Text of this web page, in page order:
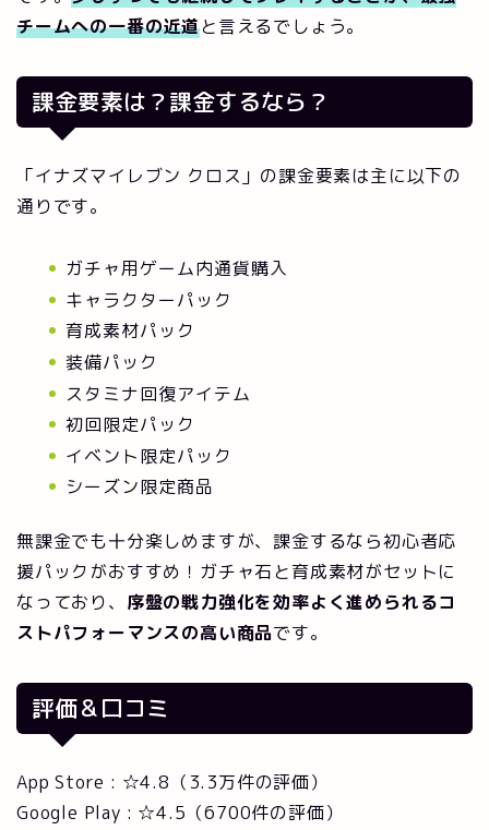
チームへの一番の近道と言えるでしょう。
課金要素は？課金するなら？
「イナズマイレブン クロス 」の課金要素は主に以下の
通りです。
ガチャ用ゲーム内通貨購入
キャラクターパック
育成素材パック
装備パック
スタミナ回復アイテム
初回限定パック
イベント限定パック
シーズン限定商品
無課金でも十分楽しめますが、課金するなら初心者応
援パックがおすすめ！ガチャ石と育成素材がセットに
なっており、 序盤の戦力強化を効率よく進められるコ
ストパフォーマンスの高い商品です。
評価＆口コミ
App Store : ☆4.8（3.3万件の評価）
Google Play : ☆4.5（6700件の評価）